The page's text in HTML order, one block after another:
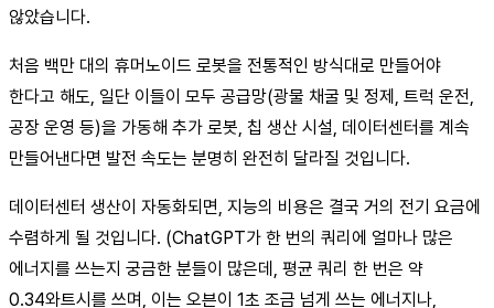
않았습니다.
처음 백만 대의 휴머노이드 로봇을 전통적인 방식대로 만들어야
한다고 해도, 일단 이들이 모두 공급망(광물 채굴 및 정제, 트럭 운전,
공장 운영 등)을 가동해 추가 로봇, 칩 생산 시설, 데이터센터를 계속
만들어낸다면 발전 속도는 분명히 완전히 달라질 것입니다.
데이터센터 생산이 자동화되면, 지능의 비용은 결국 거의 전기 요금에
수렴하게 될 것입니다. (ChatGPT가 한 번의 쿼리에 얼마나 많은
에너지를 쓰는지 궁금한 분들이 많은데, 평균 쿼리 한 번은 약
0.34와트시를 쓰며, 이는 오븐이 1초 조금 넘게 쓰는 에너지나,